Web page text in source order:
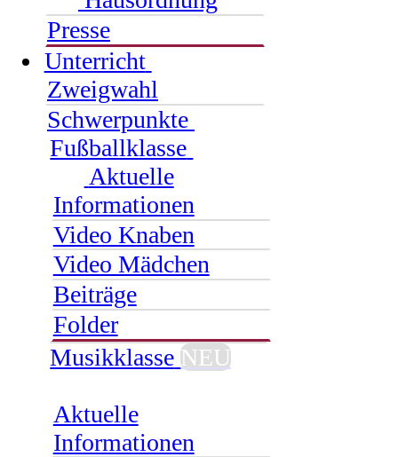
Presse
Unterricht
Zweigwahl
Schwerpunkte
Fußballklasse
Aktuelle
Informationen
Video Knaben
Video Mädchen
Beiträge
Folder
Musikklasse NEU
Aktuelle
Informationen